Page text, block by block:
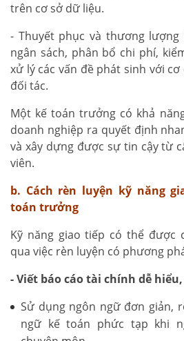
trên cơ sở dữ liệu.
- Thuyết phục và thương
ngân sách, phân bổ chi phí,
xử lý các vấn đề phát sinh với
đối tác.
Một kế toán trưởng có khả
doanh nghiệp ra quyết định
và xây dựng được sự tin cậy từ
viên.
b. Cách rèn luyện kỹ năng
toán trưởng
Kỹ năng giao tiếp có thể
qua việc rèn luyện có phương
- Viết báo cáo tài chính dễ
Sử dụng ngôn ngữ đơn giản,
ngữ kế toán phức tạp khi